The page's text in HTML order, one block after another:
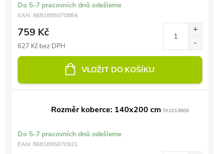
Do 5-7 pracovních dnů odešleme
EAN: 8681895070884
759 Kč
627 Kč bez DPH
VLOŽIT DO KOŠÍKU
Rozměr koberce: 140x200 cm TA1013600
Do 5-7 pracovních dnů odešleme
EAN: 8681895070921